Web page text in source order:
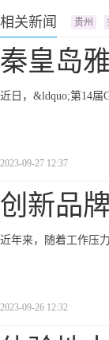
相关新闻 贵州
秦皇岛
近日，&ldquo;第14届
2023-09-27 12:37
创新品
近年来，随着工作压
2023-09-26 12:32